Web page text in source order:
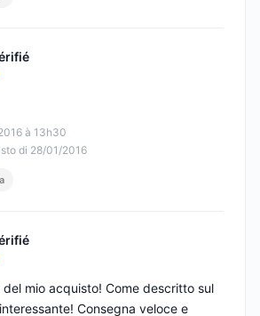
à 13h30
di 28/01/2016
mio acquisto! Come descritto sul
Consegna veloce e